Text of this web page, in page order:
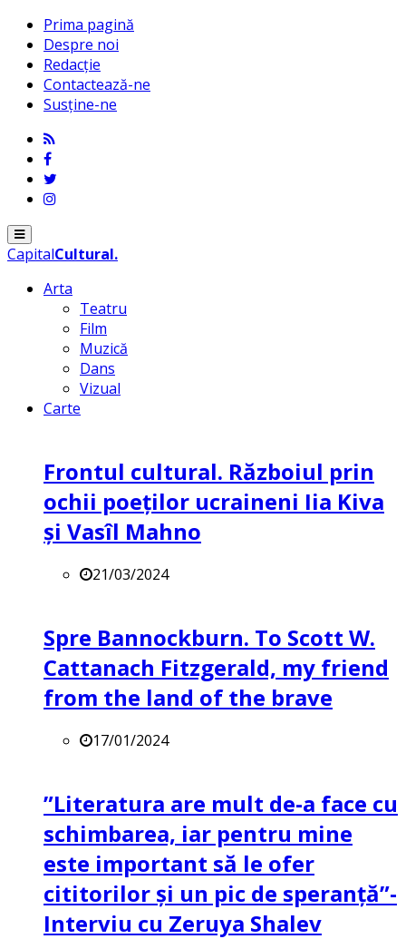
Prima pagină
Despre noi
Redacție
Contactează-ne
Susține-ne
Menu
CapitalCultural.
Arta
Teatru
Film
Muzică
Dans
Vizual
Carte
Frontul cultural. Războiul prin
ochii poeților ucraineni Iia Kiva
și Vasîl Mahno
21/03/2024
Spre Bannockburn. To Scott W.
Cattanach Fitzgerald, my friend
from the land of the brave
17/01/2024
”Literatura are mult de-a face cu
schimbarea, iar pentru mine
este important să le ofer
cititorilor și un pic de speranță”-
Interviu cu Zeruya Shalev